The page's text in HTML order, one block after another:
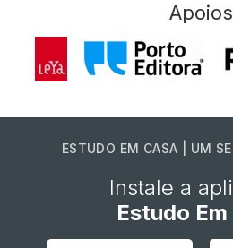
Apoios
ESTUDO EM CASA | UM
Instale a
Estudo Em